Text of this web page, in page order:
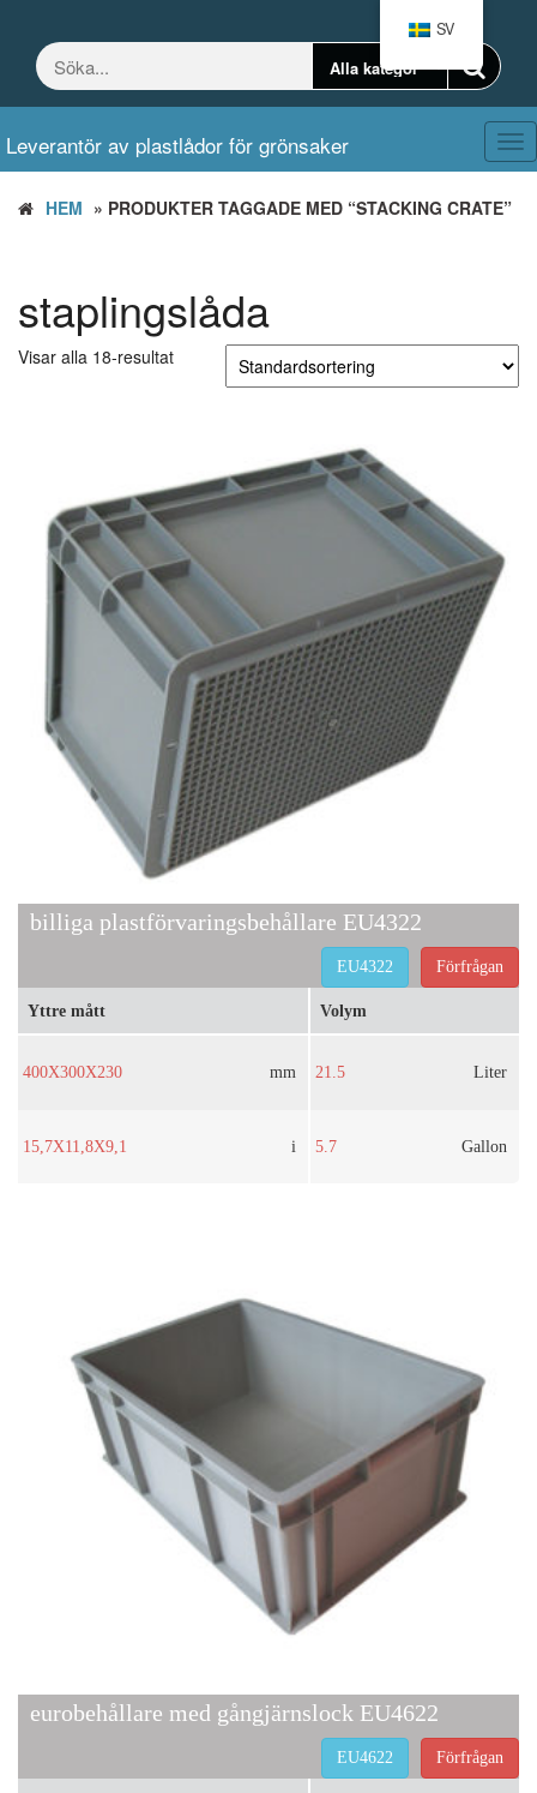
innehållet
Leverantör av plastlådor för grönsaker
HEM » PRODUKTER TAGGADE MED “STACKING CRATE”
staplingslåda
Visar alla 18-resultat
billiga plastförvaringsbehållare EU4322
Förfrågan
EU4322
Yttre mått
400X300X230 mm
15,7X11,8X9,1 i
Volym
21.5 Liter
5.7 Gallon
eurobehållare med gångjärnslock EU4622
Förfrågan
EU4622
SV